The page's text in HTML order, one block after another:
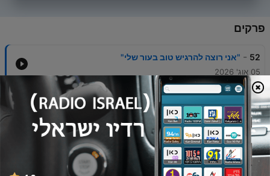
פרקים
52
- "אני רוצה להרגיש טוב בעור שלי"
05 אוג' 2026
51
- ארבע לפנות בוקר אני לא נרדמת
29 יולי 2026
50 האויבים החדשים - ארדואן פינת אל - ג'ולאני
23 יולי 2026
האויבים החדשים - עבד אל-מלכ אל-חות'י - מנהיג